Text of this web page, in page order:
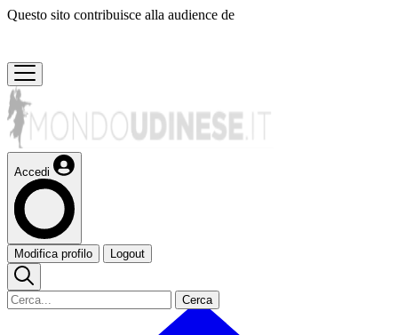
Questo sito contribuisce alla audience de
Accedi
Modifica profilo Logout
Cerca